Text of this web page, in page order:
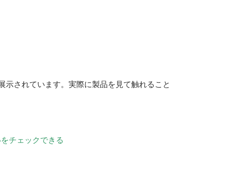
されています。実際に製品を見て触れること
チェックできる